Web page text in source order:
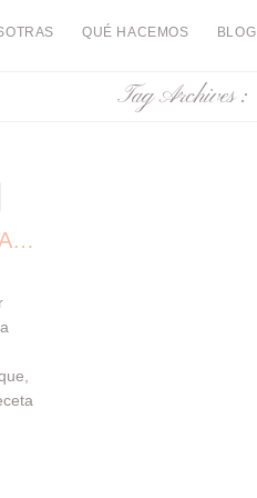
QUÉ HACEMOS BLOG
Tag Archives :
BATIDO de VAINILLA & CARAMELO